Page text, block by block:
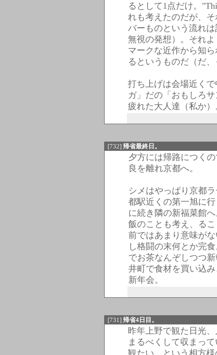
るとして1点だけ。
れも考えたのだが、
バーものという流れ
無視の発想）。それ
マークな近作から知
るというものだ（だ
打ち上げは会場近く
ガ」だの「おもしろ
疲れた大人達（私か）
[732] 帰省最終日。
夕方には帰路につく
良を離れ京都へ。
シメはやっぱり京都
都駅近くの第一旭に
に続き隣の新福菜館
飯のことも考え、る
前ではあまり意味が
し格闘の末何とか完
でお茶なんぞしつつ
井町で食材を買い込
新年会。
[731] 帰省4日目。
昨年上野で観た日光
まるべくして収まっ
観たい、という相方